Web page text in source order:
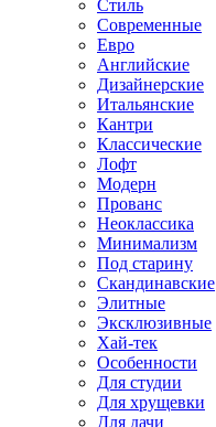
Стиль
Современные
Евро
Английские
Дизайнерские
Итальянские
Кантри
Классические
Лофт
Модерн
Прованс
Неоклассика
Минимализм
Под старину
Скандинавские
Элитные
Эксклюзивные
Хай-тек
Особенности
Для студии
Для хрущевки
Для дачи